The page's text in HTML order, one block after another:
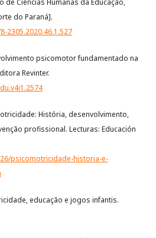
do Paraná].
2305.2020.46.1.527
psicomotor fundamentado na
Revinter.
História, desenvolvimento,
profissional. Lecturas: Educación
psicomotricidade-historia-e-
educação e jogos infantis.